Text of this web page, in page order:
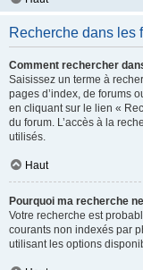
Recherche dans les
Comment rechercher
Saisissez un terme à
pages d’index, de forums
en cliquant sur le lien «
du forum. L’accès à la
utilisés.
Haut
Pourquoi ma recherche
Votre recherche est
courants non indexés par
utilisant les options